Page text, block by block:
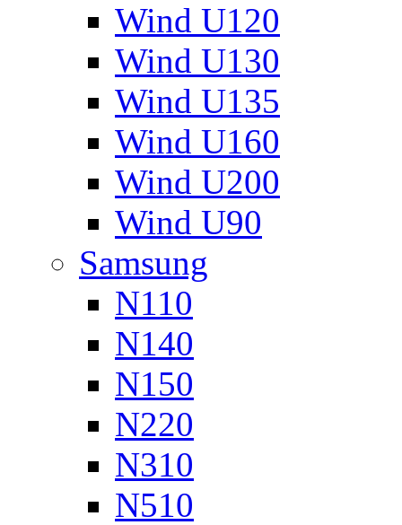
Wind U120
Wind U130
Wind U135
Wind U160
Wind U200
Wind U90
Samsung
N110
N140
N150
N220
N310
N510